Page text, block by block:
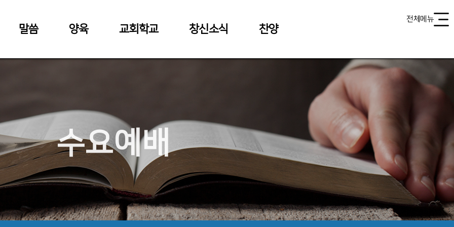
말씀 양육 교회학교 창신소식 찬양
전체메뉴
수요예배